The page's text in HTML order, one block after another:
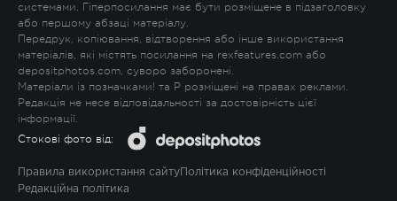
системами. Гіперпосилання має бути розміщене в підзаголовку
або першому абзаці матеріалу.
Передрук, копіювання, відтворення або інше використання
матеріалів, які містять посилання на rexfeatures.com або
depositphotos.com, суворо заборонені.
Матеріали із позначками! та P розміщені на правах реклами.
Редакція не несе відповідальності за достовірність цієї
інформації.
Стокові фото від:
Правила використання сайту Політика конфіденційності
Редакційна політика